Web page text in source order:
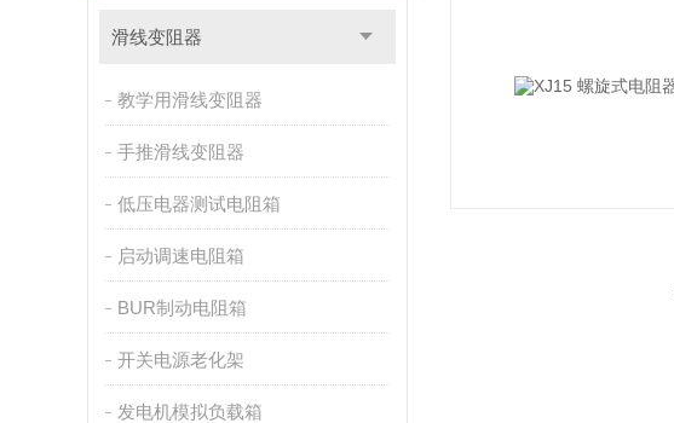
滑线变阻器
教学用滑线变阻器
手推滑线变阻器
低压电器测试电阻箱
启动调速电阻箱
BUR制动电阻箱
开关电源老化架
发电机模拟负载箱